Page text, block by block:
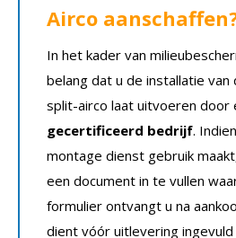
Airco aanschaffen?
In het kader van
belang dat u de installatie
split-airco laat uitvoeren door
gecertificeerd bedrijf.
montage dienst gebruik
een document in te vullen
formulier ontvangt u na
dient vóór uitlevering